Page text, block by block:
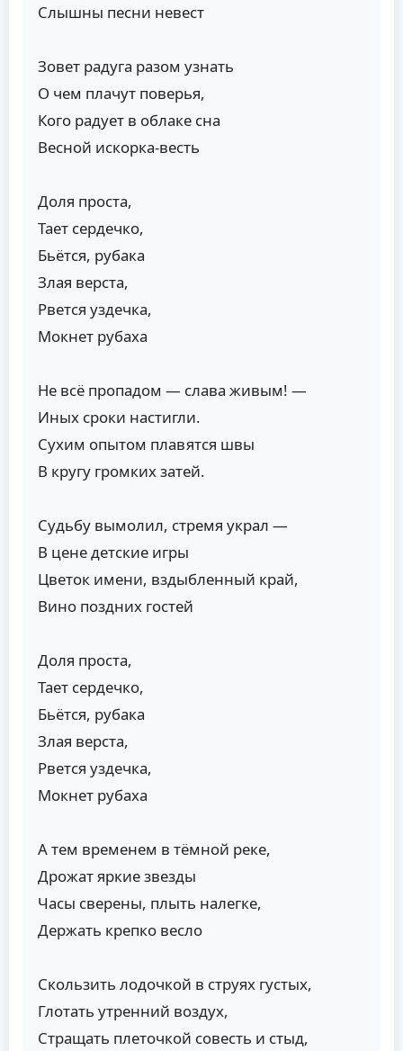
Слышны песни невест
Зовет радуга разом узнать
О чем плачут поверья,
Кого радует в облаке сна
Весной искорка-весть
Доля проста,
Тает сердечко,
Бьётся, рубака
Злая верста,
Рвется уздечка,
Мокнет рубаха
Не всё пропадом — слава живым! —
Иных сроки настигли.
Сухим опытом плавятся швы
В кругу громких затей.
Судьбу вымолил, стремя украл —
В цене детские игры
Цветок имени, вздыбленный край,
Вино поздних гостей
Доля проста,
Тает сердечко,
Бьётся, рубака
Злая верста,
Рвется уздечка,
Мокнет рубаха
А тем временем в тёмной реке,
Дрожат яркие звезды
Часы сверены, плыть налегке,
Держать крепко весло
Скользить лодочкой в струях густых,
Глотать утренний воздух,
Стращать плеточкой совесть и стыд,